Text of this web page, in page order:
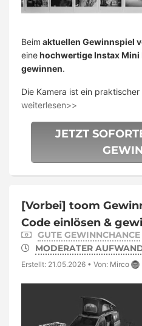
Beim aktuellen Gewinnspiel
einehochwertige Instax
gewinnen.
Die Kamera ist ein
weiterlesen>>
JETZT
[Vorbei] toom
Code einlösen &
GUTE GEWINNCHANCE
MODERATER
Erstellt: 21.05.2026 • Von: Mirco